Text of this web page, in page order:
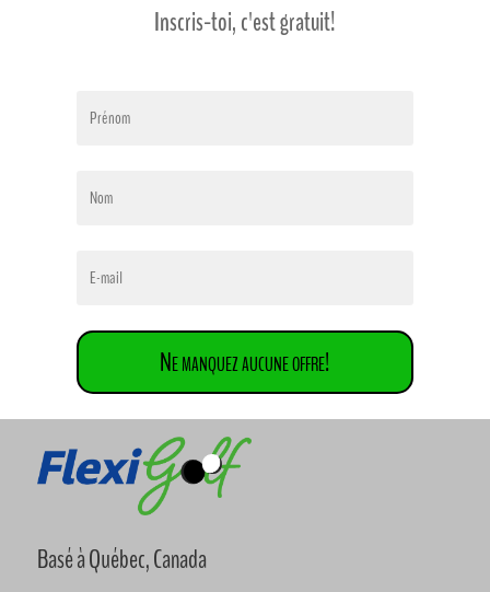
Inscris-toi, c'est gratuit!
Ne manquez aucune offre!
Basé à Québec, Canada